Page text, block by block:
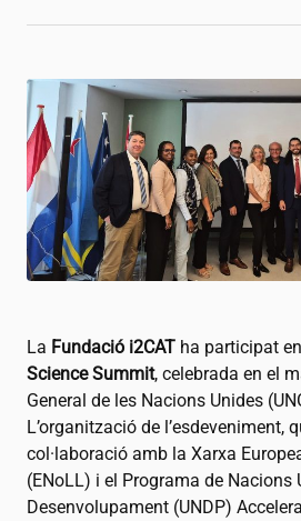
La Fundació i2CAT ha participat
Science Summit, celebrada en el
General de les Nacions Unides
L’organització de l’esdeveniment,
col·laboració amb la Xarxa
(ENoLL) i el Programa de Nacions
Desenvolupament (UNDP)